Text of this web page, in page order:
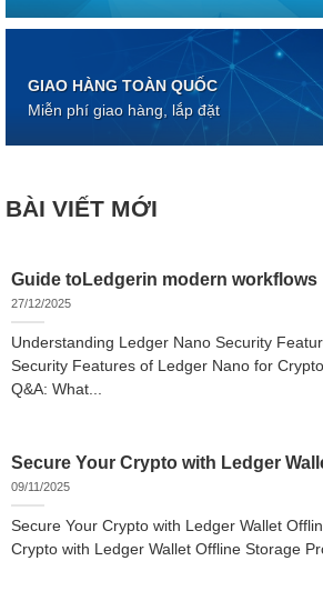
GIAO HÀNG TOÀN QUỐC
Miễn phí giao hàng, lắp đặt
BÀI VIẾT MỚI
Guide toLedgerin modern workflows
27/12/2025
Understanding Ledger Nano Security
Security Features of Ledger Nano for
Q&A: What...
Secure Your Crypto with Ledger
09/11/2025
Secure Your Crypto with Ledger Wallet
Crypto with Ledger Wallet Offline Storage